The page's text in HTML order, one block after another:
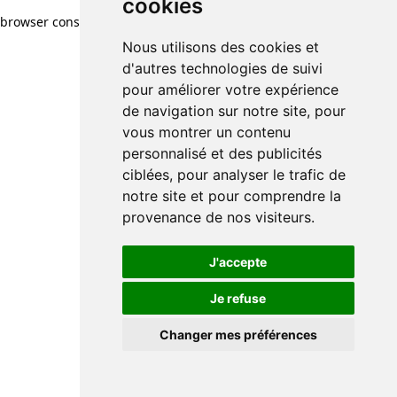
cookies
Nous utilisons des cookies et
d'autres technologies de suivi
pour améliorer votre expérience
de navigation sur notre site, pour
vous montrer un contenu
personnalisé et des publicités
ciblées, pour analyser le trafic de
notre site et pour comprendre la
provenance de nos visiteurs.
J'accepte
Je refuse
Changer mes préférences
browser console for more information)